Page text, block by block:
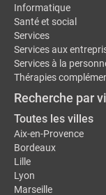
Informatique
Santé et social
Services
Services aux
Services à la
Thérapies
Recherche par
Toutes les villes
Aix-en-Provence
Bordeaux
Lille
Lyon
Marseille